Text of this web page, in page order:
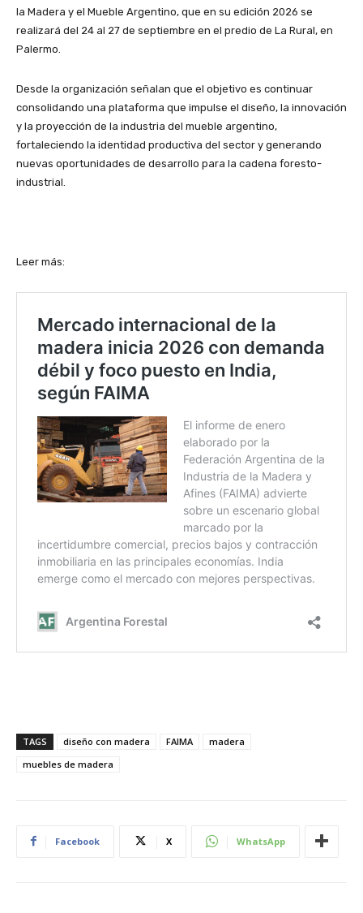
la Madera y el Mueble Argentino, que en su edición 2026 se
realizará del 24 al 27 de septiembre en el predio de La Rural, en
Palermo.
Desde la organización señalan que el objetivo es continuar
consolidando una plataforma que impulse el diseño, la innovación
y la proyección de la industria del mueble argentino,
fortaleciendo la identidad productiva del sector y generando
nuevas oportunidades de desarrollo para la cadena foresto-
industrial.
Leer más:
TAGS diseño con madera FAIMA
madera
muebles de madera
Facebook X WhatsApp